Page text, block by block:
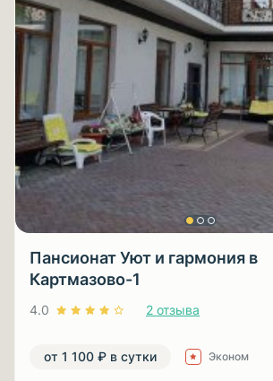
Пансионат Уют и гармония в
Картмазово-1
4.0 2 отзыва
от 1 100 ₽ в сутки Эконом